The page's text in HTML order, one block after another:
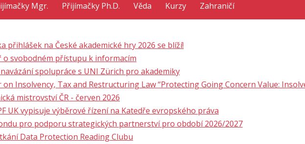
Mgr. Přijímačky Ph.D. Věda Kurzy Zahraničí
přihlášek na České akademické hry 2026 se blíží!
o svobodném přístupu k informacím
spolupráce s UNI Zürich pro akademiky
on Insolvency, Tax and Restructuring Law “Protecting Going Concern Value:
mistrovství ČR - červen 2026
UK vypisuje výběrové řízení na Katedře evropského práva
pro podporu strategických partnerství pro období 2026/2027
Data Protection Reading Clubu